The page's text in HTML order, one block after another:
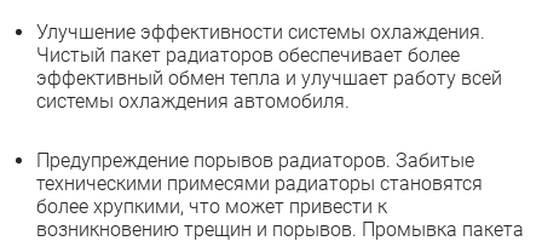
Улучшение эффективности системы охлаждения.
Чистый пакет радиаторов обеспечивает более
эффективный обмен тепла и улучшает работу всей
системы охлаждения автомобиля.
Предупреждение порывов радиаторов. Забитые
техническими примесями радиаторы становятся
более хрупкими, что может привести к
возникновению трещин и порывов. Промывка пакета